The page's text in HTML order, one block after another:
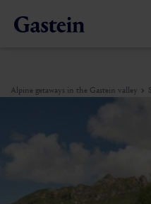
Alpine getaways in the Gastein valley